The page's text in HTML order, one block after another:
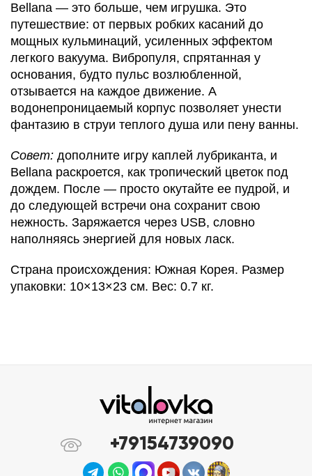
Bellana — это больше, чем игрушка. Это
путешествие: от первых робких касаний до
мощных кульминаций, усиленных эффектом
легкого вакуума. Вибропуля, спрятанная у
основания, будто пульс возлюбленной,
отзывается на каждое движение. А
водонепроницаемый корпус позволяет унести
фантазию в струи теплого душа или пену ванны.
Совет: дополните игру каплей лубриканта, и
Bellana раскроется, как тропический цветок под
дождем. После — просто окутайте ее пудрой, и
до следующей встречи она сохранит свою
нежность. Заряжается через USB, словно
наполняясь энергией для новых ласк.
Страна происхождения: Южная Корея. Размер
упаковки: 10×13×23 см. Вес: 0.7 кг.
+79154739090